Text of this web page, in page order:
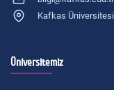
Kafkas
Üniversitemiz